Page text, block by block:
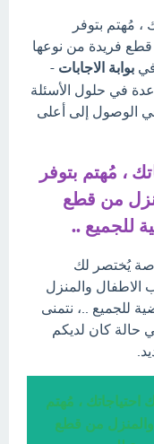
مُهتم بتوفر
قطع فريدة من نوعها
بوابة الاجابات -
في حلول الأسئلة
الوصول إلى أعلى
، مُهتم بتوفر
من قطع
للجميع ..
يُختصر لك
الاطفال والمنزل
للجميع ..، نتمنى
حالة كان لديكم
، مُهتم
والمنزل من قطع